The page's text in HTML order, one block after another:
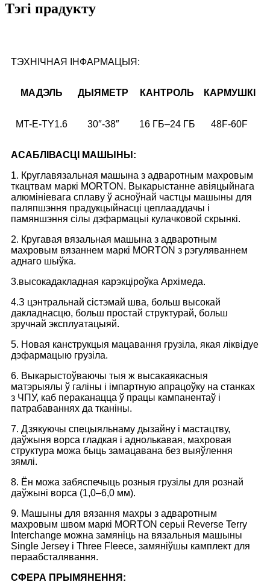
Тэгі прадукту
ТЭХНІЧНАЯ ІНФАРМАЦЫЯ:
МАДЭЛЬ ДЫЯМЕТР КАНТРОЛЬ КАРМУШКІ
MT-E-TY1.6 30″-38″ 16 ГБ–24 ГБ 48F-60F
АСАБЛІВАСЦІ МАШЫНЫ:
1. Круглавязальная машына з адваротным махровым
ткацтвам маркі MORTON. Выкарыстанне авіяцыйнага
алюмініевага сплаву ў асноўнай частцы машыны для
паляпшэння прадукцыйнасці цеплааддачы і
памяншэння сілы дэфармацыі кулачковой скрынкі.
2. Кругавая вязальная машына з адваротным
махровым вязаннем маркі MORTON з рэгуляваннем
аднаго шыўка.
3.высокадакладная карэкціроўка Архімеда.
4.З цэнтральнай сістэмай шва, больш высокай
дакладнасцю, больш простай структурай, больш
зручнай эксплуатацыяй.
5. Новая канструкцыя мацавання грузіла, якая ліквідуе
дэфармацыю грузіла.
6. Выкарыстоўваючы тыя ж высакаякасныя
матэрыялы ў галіны і імпартную апрацоўку на станках
з ЧПУ, каб пераканацца ў працы кампанентаў і
патрабаваннях да тканіны.
7. Дзякуючы спецыяльнаму дызайну і мастацтву,
даўжыня ворса гладкая і аднолькавая, махровая
структура можа быць замацавана без выяўлення
зямлі.
8. Ён можа забяспечыць розныя грузілы для рознай
даўжыні ворса (1,0–6,0 мм).
9. Машыны для вязання махры з адваротным
махровым швом маркі MORTON серыі Reverse Terry
Interchange можна замяніць на вязальныя машыны
Single Jersey і Three Fleece, замяніўшы камплект для
пераабсталявання.
СФЕРА ПРЫМЯНЕННЯ :